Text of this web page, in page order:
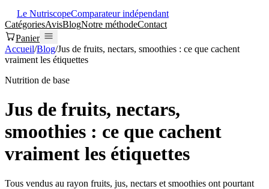
Le NutriscopeComparateur indépendant
CatégoriesAvisBlogNotre méthodeContact
Panier
Accueil/Blog/Jus de fruits, nectars, smoothies : ce que cachent
vraiment les étiquettes
Nutrition de base
Jus de fruits, nectars,
smoothies : ce que cachent
vraiment les étiquettes
Tous vendus au rayon fruits, jus, nectars et smoothies ont pourtant